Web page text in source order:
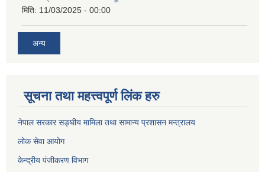
मिति: 11/03/2025 - 00:00
अन्य
सूचना तथा महत्त्वपूर्ण लिंक हरु
नेपाल सरकार सङ्घीय मामिला तथा सामान्य प्रशासन मन्त्रालय
लोक सेवा आयोग
केन्द्रीय पंजीकरण विभाग